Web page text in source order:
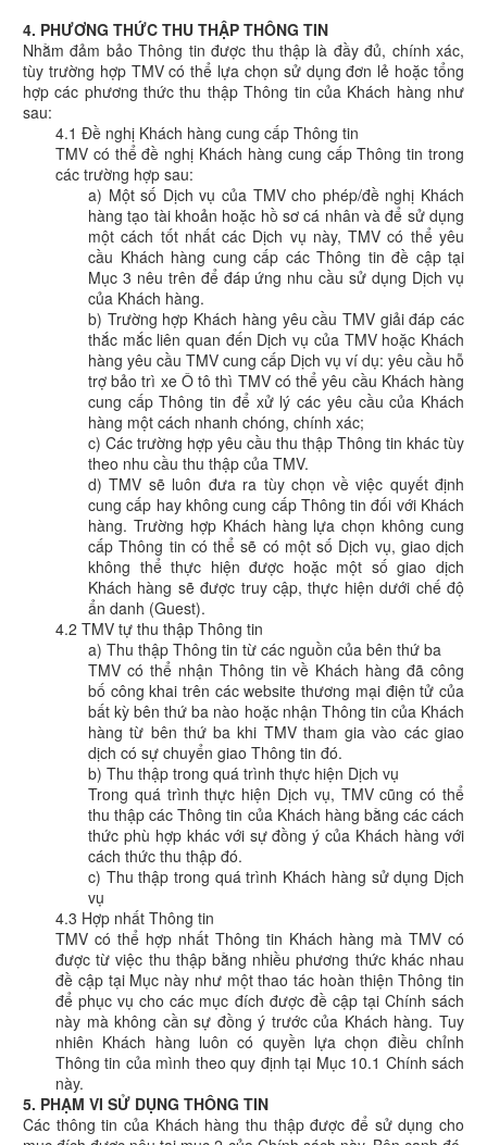
4. PHƯƠNG THỨC THU THẬP THÔNG TIN
Nhằm đảm bảo Thông tin được thu thập là đầy đủ, chính xác,
tùy trường hợp TMV có thể lựa chọn sử dụng đơn lẻ hoặc tổng
hợp các phương thức thu thập Thông tin của Khách hàng như
sau:
4.1 Đề nghị Khách hàng cung cấp Thông tin
TMV có thể đề nghị Khách hàng cung cấp Thông tin trong
các trường hợp sau:
a) Một số Dịch vụ của TMV cho phép/đề nghị Khách
hàng tạo tài khoản hoặc hồ sơ cá nhân và để sử dụng
một cách tốt nhất các Dịch vụ này, TMV có thể yêu
cầu Khách hàng cung cấp các Thông tin đề cập tại
Mục 3 nêu trên để đáp ứng nhu cầu sử dụng Dịch vụ
của Khách hàng.
b) Trường hợp Khách hàng yêu cầu TMV giải đáp các
thắc mắc liên quan đến Dịch vụ của TMV hoặc Khách
hàng yêu cầu TMV cung cấp Dịch vụ ví dụ: yêu cầu hỗ
trợ bảo trì xe Ô tô thì TMV có thể yêu cầu Khách hàng
cung cấp Thông tin để xử lý các yêu cầu của Khách
hàng một cách nhanh chóng, chính xác;
c) Các trường hợp yêu cầu thu thập Thông tin khác tùy
theo nhu cầu thu thập của TMV.
d) TMV sẽ luôn đưa ra tùy chọn về việc quyết định
cung cấp hay không cung cấp Thông tin đối với Khách
hàng. Trường hợp Khách hàng lựa chọn không cung
cấp Thông tin có thể sẽ có một số Dịch vụ, giao dịch
không thể thực hiện được hoặc một số giao dịch
Khách hàng sẽ được truy cập, thực hiện dưới chế độ
ẩn danh (Guest).
4.2 TMV tự thu thập Thông tin
a) Thu thập Thông tin từ các nguồn của bên thứ ba
TMV có thể nhận Thông tin về Khách hàng đã công
bố công khai trên các website thương mại điện tử của
bất kỳ bên thứ ba nào hoặc nhận Thông tin của Khách
hàng từ bên thứ ba khi TMV tham gia vào các giao
dịch có sự chuyển giao Thông tin đó.
b) Thu thập trong quá trình thực hiện Dịch vụ
Trong quá trình thực hiện Dịch vụ, TMV cũng có thể
thu thập các Thông tin của Khách hàng bằng các cách
thức phù hợp khác với sự đồng ý của Khách hàng với
cách thức thu thập đó.
c) Thu thập trong quá trình Khách hàng sử dụng Dịch
vụ
4.3 Hợp nhất Thông tin
TMV có thể hợp nhất Thông tin Khách hàng mà TMV có
được từ việc thu thập bằng nhiều phương thức khác nhau
đề cập tại Mục này như một thao tác hoàn thiện Thông tin
để phục vụ cho các mục đích được đề cập tại Chính sách
này mà không cần sự đồng ý trước của Khách hàng. Tuy
nhiên Khách hàng luôn có quyền lựa chọn điều chỉnh
Thông tin của mình theo quy định tại Mục 10.1 Chính sách
này.
5. PHẠM VI SỬ DỤNG THÔNG TIN
Các thông tin của Khách hàng thu thập được để sử dụng cho